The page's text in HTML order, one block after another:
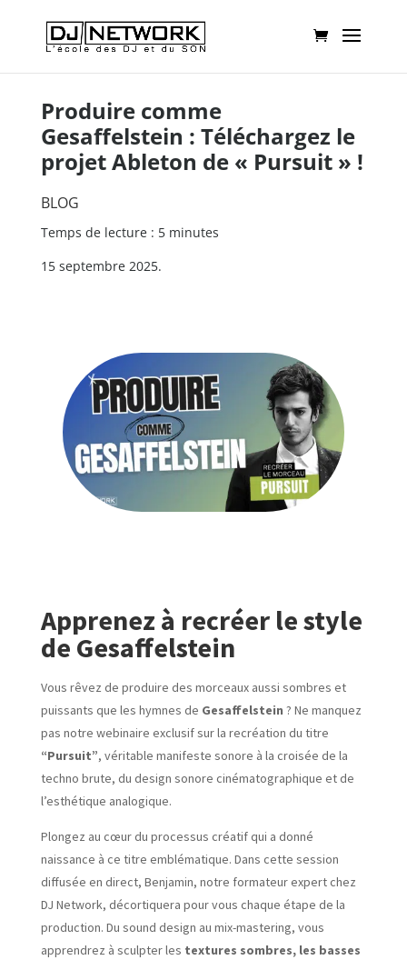
Produire comme
Gesaffelstein : Téléchargez le
projet Ableton de « Pursuit » !
BLOG
Temps de lecture : 5 minutes
15 septembre 2025.
Apprenez à recréer le style
de Gesaffelstein
Vous rêvez de produire des morceaux aussi sombres et
puissants que les hymnes de Gesaffelstein ? Ne manquez
pas notre webinaire exclusif sur la recréation du titre
“Pursuit”, véritable manifeste sonore à la croisée de la
techno brute, du design sonore cinématographique et de
l’esthétique analogique.
Plongez au cœur du processus créatif qui a donné
naissance à ce titre emblématique. Dans cette session
diffusée en direct, Benjamin, notre formateur expert chez
DJ Network, décortiquera pour vous chaque étape de la
production. Du sound design au mix-mastering, vous
apprendrez à sculpter les textures sombres, les basses